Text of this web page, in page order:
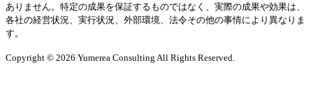
ありません。特定の成果を保証するものではなく、実際の成果や効果は、
各社の経営状況、実行状況、外部環境、法令その他の事情により異なりま
す。
Copyright © 2026 Yumerea Consulting All Rights Reserved.